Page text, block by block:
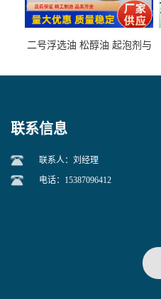
二号浮选油 松醇油 起泡剂与
联系信息
联系人：刘经理
电话：15387096412